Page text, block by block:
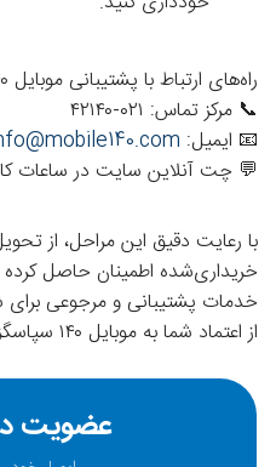
راه‌های ارتباط با پشتیبانی موبایل ۱۴۰:
📞 مرکز تماس:
📧 ایمیل:
💬 چت آنلاین سایت در ساعات
با رعایت دقیق این مراحل، از
خریداری‌شده اطمینان حاصل کرده
خدمات پشتیبانی و مرجوعی
از اعتماد شما به موبایل ۱۴۰ سپاسگزاریم 🌟
عضویت